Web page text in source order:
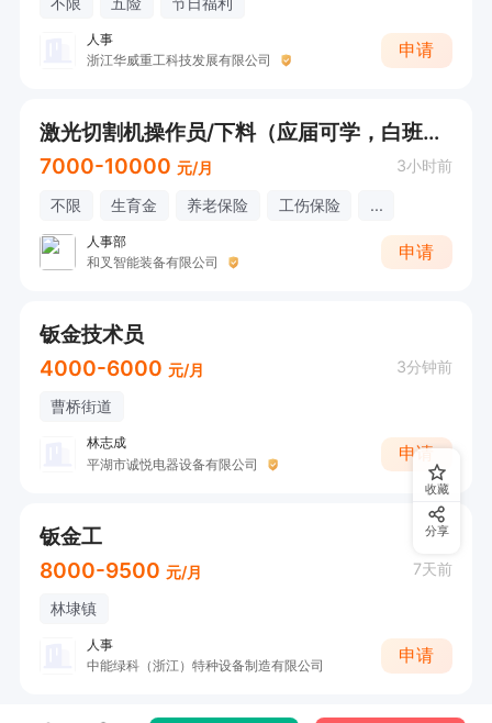
人事
浙江华威重工科技发展有限公司
申请
激光切割机操作员/下料（应届可学，白班、五险、工作餐）
7000-10000 元/月 3小时前
不限 生育金 养老保险 工伤保险 ...
人事部
和叉智能装备有限公司
申请
钣金技术员
4000-6000 元/月 3分钟前
曹桥街道
林志成
平湖市诚悦电器设备有限公司
申请
钣金工
8000-9500 元/月 7天前
林埭镇
人事
中能绿科（浙江）特种设备制造有限公司
申请
收藏
分享